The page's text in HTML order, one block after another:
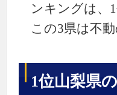
ンキングは、
この3県は不
1位山梨県